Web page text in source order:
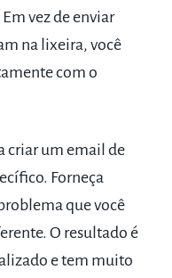
vez de enviar
na lixeira, você
com o
criar um email de
Forneça
que você
O resultado é
e tem muito